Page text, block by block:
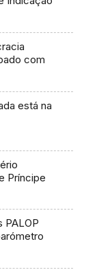
com
está na
Príncipe
PALOP